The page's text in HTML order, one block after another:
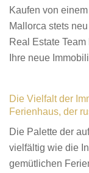
Kaufen von
Mallorca stets
Real Estate
Ihre neue
Die Vielfalt der
Ferienhaus, der
Die Palette der
vielfältig wie die
gemütlichen